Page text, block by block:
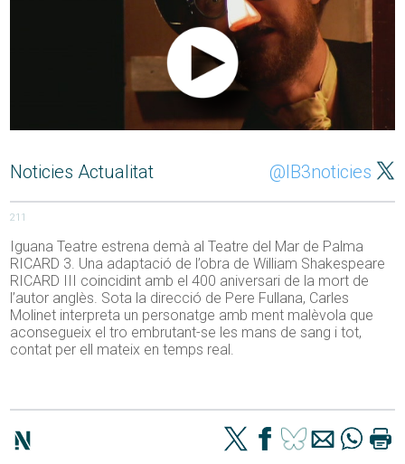
Noticies Actualitat @IB3noticies
211
Iguana Teatre estrena demà al Teatre del Mar de Palma
RICARD 3. Una adaptació de l’obra de William Shakespeare
RICARD III coincidint amb el 400 aniversari de la mort de
l’autor anglès. Sota la direcció de Pere Fullana, Carles
Molinet interpreta un personatge amb ment malèvola que
aconsegueix el tro embrutant-se les mans de sang i tot,
contat per ell mateix en temps real.